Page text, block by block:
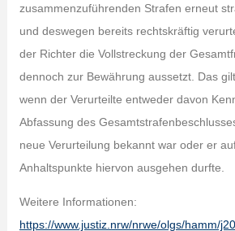
zusammenzuführenden Strafen erneut
und deswegen bereits rechtskräftig
der Richter die Vollstreckung der
dennoch zur Bewährung aussetzt. Das
wenn der Verurteilte entweder davon
Abfassung des
neue Verurteilung bekannt war oder er
Anhaltspunkte hiervon ausgehen durfte.
Weitere Informationen:
https://www.justiz.nrw/nrwe/olgs/hamm/